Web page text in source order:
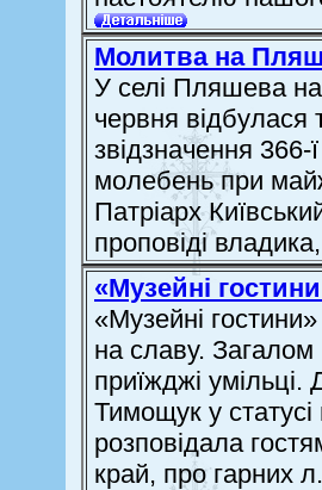
Молитва на
У селі Пляшева
червня відбулася
звідзначення 366-
молебень при
Патріарх
проповіді
«Музейні
«Музейні
на славу. Загалом
приїжджі
Тимощук у
розповідала
край, про гарних